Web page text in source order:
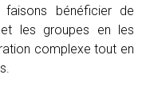
faisons bénéficier de
les groupes en les
complexe tout en